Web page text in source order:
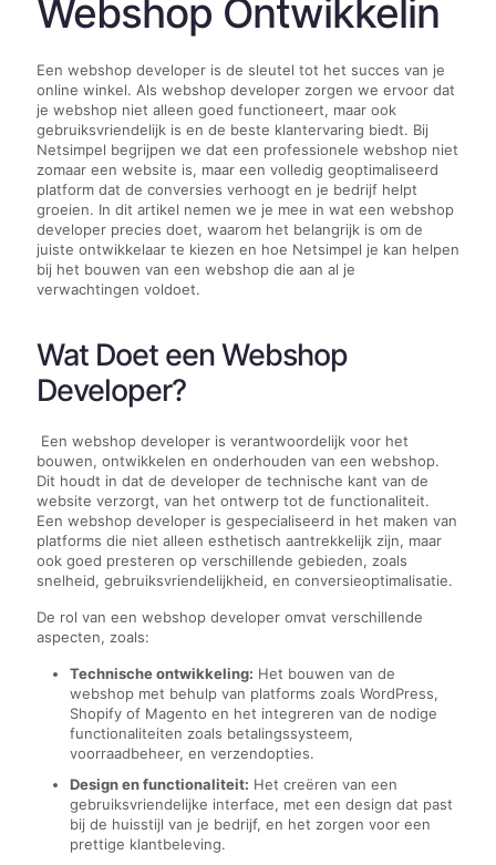
Webshop Ontwikkelin
Een webshop developer is de sleutel tot het succes van je
online winkel. Als webshop developer zorgen we ervoor dat
je webshop niet alleen goed functioneert, maar ook
gebruiksvriendelijk is en de beste klantervaring biedt. Bij
Netsimpel begrijpen we dat een professionele webshop niet
zomaar een website is, maar een volledig geoptimaliseerd
platform dat de conversies verhoogt en je bedrijf helpt
groeien. In dit artikel nemen we je mee in wat een webshop
developer precies doet, waarom het belangrijk is om de
juiste ontwikkelaar te kiezen en hoe Netsimpel je kan helpen
bij het bouwen van een webshop die aan al je
verwachtingen voldoet.
Wat Doet een Webshop
Developer?
Een webshop developer is verantwoordelijk voor het
bouwen, ontwikkelen en onderhouden van een webshop.
Dit houdt in dat de developer de technische kant van de
website verzorgt, van het ontwerp tot de functionaliteit.
Een webshop developer is gespecialiseerd in het maken van
platforms die niet alleen esthetisch aantrekkelijk zijn, maar
ook goed presteren op verschillende gebieden, zoals
snelheid, gebruiksvriendelijkheid, en conversieoptimalisatie.
De rol van een webshop developer omvat verschillende
aspecten, zoals:
Technische ontwikkeling: Het bouwen van de
webshop met behulp van platforms zoals WordPress,
Shopify of Magento en het integreren van de nodige
functionaliteiten zoals betalingssysteem,
voorraadbeheer, en verzendopties.
Design en functionaliteit: Het creëren van een
gebruiksvriendelijke interface, met een design dat past
bij de huisstijl van je bedrijf, en het zorgen voor een
prettige klantbeleving.